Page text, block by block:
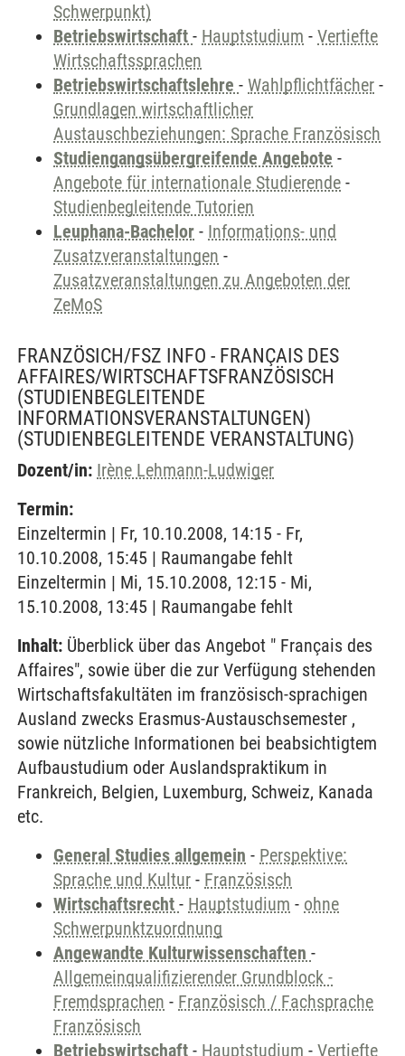
Schwerpunkt)
Betriebswirtschaft - Hauptstudium - Vertiefte
Wirtschaftssprachen
Betriebswirtschaftslehre - Wahlpflichtfächer -
Grundlagen wirtschaftlicher
Austauschbeziehungen: Sprache Französisch
Studiengangsübergreifende Angebote -
Angebote für internationale Studierende -
Studienbegleitende Tutorien
Leuphana-Bachelor - Informations- und
Zusatzveranstaltungen -
Zusatzveranstaltungen zu Angeboten der
ZeMoS
FRANZÖSICH/FSZ INFO - FRANÇAIS DES
AFFAIRES/WIRTSCHAFTSFRANZÖSISCH
(STUDIENBEGLEITENDE
INFORMATIONSVERANSTALTUNGEN)
(STUDIENBEGLEITENDE VERANSTALTUNG)
Dozent/in: Irène Lehmann-Ludwiger
Termin:
Einzeltermin | Fr, 10.10.2008, 14:15 - Fr,
10.10.2008, 15:45 | Raumangabe fehlt
Einzeltermin | Mi, 15.10.2008, 12:15 - Mi,
15.10.2008, 13:45 | Raumangabe fehlt
Inhalt: Überblick über das Angebot " Français des
Affaires", sowie über die zur Verfügung stehenden
Wirtschaftsfakultäten im französisch-sprachigen
Ausland zwecks Erasmus-Austauschsemester ,
sowie nützliche Informationen bei beabsichtigtem
Aufbaustudium oder Auslandspraktikum in
Frankreich, Belgien, Luxemburg, Schweiz, Kanada
etc.
General Studies allgemein - Perspektive:
Sprache und Kultur - Französisch
Wirtschaftsrecht - Hauptstudium - ohne
Schwerpunktzuordnung
Angewandte Kulturwissenschaften -
Allgemeinqualifizierender Grundblock -
Fremdsprachen - Französisch / Fachsprache
Französisch
Betriebswirtschaft - Hauptstudium - Vertiefte